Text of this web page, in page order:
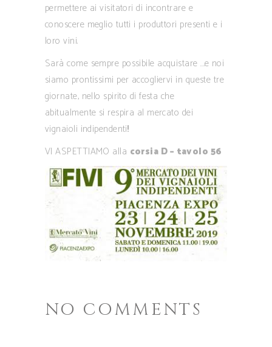
permettere ai visitatori di incontrare e
conoscere meglio tutti i produttori presenti e i
loro vini.
Sarà come sempre possibile acquistare ….e noi
siamo prontissimi per accogliervi in queste tre
giornate, nello spirito di festa che
abitualmente si respira al mercato dei
vignaioli indipendenti!!
VI ASPETTIAMO alla corsia D – tavolo 56
NO COMMENTS